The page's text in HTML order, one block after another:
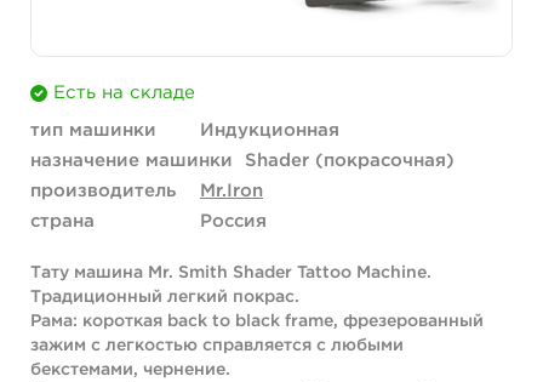
Есть на складе
тип машинки
Индукционная
назначение машинки
Shader (покрасочная)
производитель
Mr.Iron
страна
Россия
Тату машина Mr. Smith Shader Tattoo Machine.
Традиционный легкий покрас.
Рама: короткая back to black frame, фрезерованный
зажим с легкостью справляется с любыми
бекстемами, чернение.